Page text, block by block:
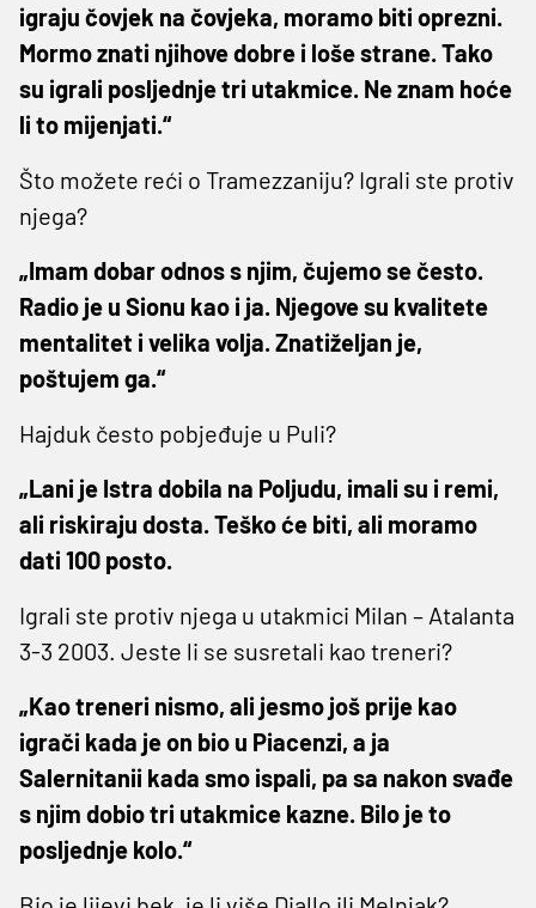
igraju čovjek na čovjeka, moramo biti oprezni.
Mormo znati njihove dobre i loše strane. Tako
su igrali posljednje tri utakmice. Ne znam hoće
li to mijenjati.“
Što možete reći o Tramezzaniju? Igrali ste protiv
njega?
„Imam dobar odnos s njim, čujemo se često.
Radio je u Sionu kao i ja. Njegove su kvalitete
mentalitet i velika volja. Znatiželjan je,
poštujem ga.“
Hajduk često pobjeđuje u Puli?
„Lani je Istra dobila na Poljudu, imali su i remi,
ali riskiraju dosta. Teško će biti, ali moramo
dati 100 posto.
Igrali ste protiv njega u utakmici Milan – Atalanta
3-3 2003. Jeste li se susretali kao treneri?
„Kao treneri nismo, ali jesmo još prije kao
igrači kada je on bio u Piacenzi, a ja
Salernitanii kada smo ispali, pa sa nakon svađe
s njim dobio tri utakmice kazne. Bilo je to
posljednje kolo.“